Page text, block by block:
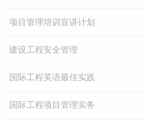
项目管理培训宣讲计划
建设工程安全管理
国际工程英语最佳实践
国际工程项目管理实务